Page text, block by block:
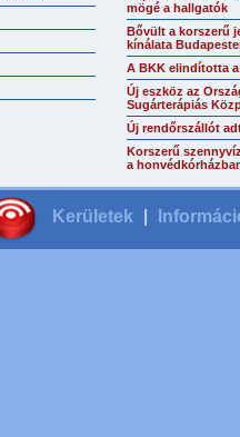
mögé a hallgatók
Bővült a korszerű
kínálata
A BKK elindította
Új eszköz az
Sugárterápiás
Új rendőrszállót
Korszerű
a
Kerületek